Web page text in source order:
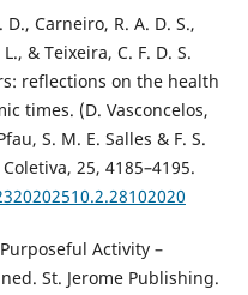
D., Carneiro, R. A. D. S.,
& Teixeira, C. F. D. S.
reflections on the health
times. (D. Vasconcelos,
S. M. E. Salles & F. S.
25, 4185–4195.
Activity –
St. Jerome Publishing.